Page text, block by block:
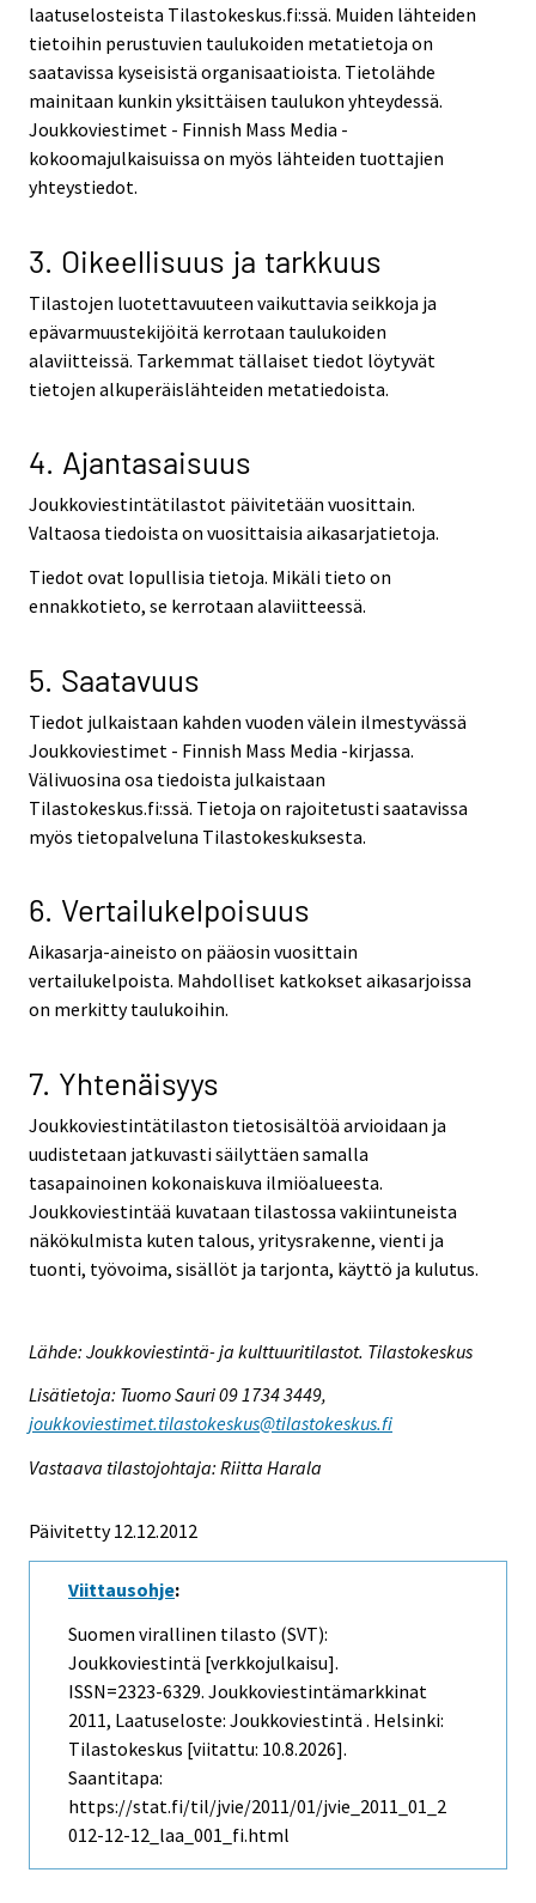
laatuselosteista Tilastokeskus.fi:ssä. Muiden lähteiden
tietoihin perustuvien taulukoiden metatietoja on
saatavissa kyseisistä organisaatioista. Tietolähde
mainitaan kunkin yksittäisen taulukon yhteydessä.
Joukkoviestimet - Finnish Mass Media -
kokoomajulkaisuissa on myös lähteiden tuottajien
yhteystiedot.
3. Oikeellisuus ja tarkkuus
Tilastojen luotettavuuteen vaikuttavia seikkoja ja
epävarmuustekijöitä kerrotaan taulukoiden
alaviitteissä. Tarkemmat tällaiset tiedot löytyvät
tietojen alkuperäislähteiden metatiedoista.
4. Ajantasaisuus
Joukkoviestintätilastot päivitetään vuosittain.
Valtaosa tiedoista on vuosittaisia aikasarjatietoja.
Tiedot ovat lopullisia tietoja. Mikäli tieto on
ennakkotieto, se kerrotaan alaviitteessä.
5. Saatavuus
Tiedot julkaistaan kahden vuoden välein ilmestyvässä
Joukkoviestimet - Finnish Mass Media -kirjassa.
Välivuosina osa tiedoista julkaistaan
Tilastokeskus.fi:ssä. Tietoja on rajoitetusti saatavissa
myös tietopalveluna Tilastokeskuksesta.
6. Vertailukelpoisuus
Aikasarja-aineisto on pääosin vuosittain
vertailukelpoista. Mahdolliset katkokset aikasarjoissa
on merkitty taulukoihin.
7. Yhtenäisyys
Joukkoviestintätilaston tietosisältöä arvioidaan ja
uudistetaan jatkuvasti säilyttäen samalla
tasapainoinen kokonaiskuva ilmiöalueesta.
Joukkoviestintää kuvataan tilastossa vakiintuneista
näkökulmista kuten talous, yritysrakenne, vienti ja
tuonti, työvoima, sisällöt ja tarjonta, käyttö ja kulutus.
Lähde: Joukkoviestintä- ja kulttuuritilastot. Tilastokeskus
Lisätietoja: Tuomo Sauri 09 1734 3449,
joukkoviestimet.tilastokeskus@tilastokeskus.fi
Vastaava tilastojohtaja: Riitta Harala
Päivitetty 12.12.2012
Viittausohje:
Suomen virallinen tilasto (SVT):
Joukkoviestintä [verkkojulkaisu].
ISSN=2323-6329. Joukkoviestintämarkkinat
2011, Laatuseloste: Joukkoviestintä . Helsinki:
Tilastokeskus [viitattu: 10.8.2026].
Saantitapa:
https://stat.fi/til/jvie/2011/01/jvie_2011_01_2
012-12-12_laa_001_fi.html